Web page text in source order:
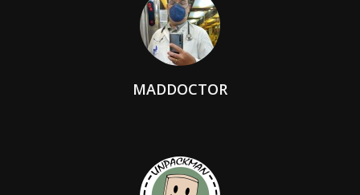
MADDOCTOR